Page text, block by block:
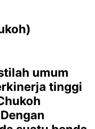
umum
tinggi